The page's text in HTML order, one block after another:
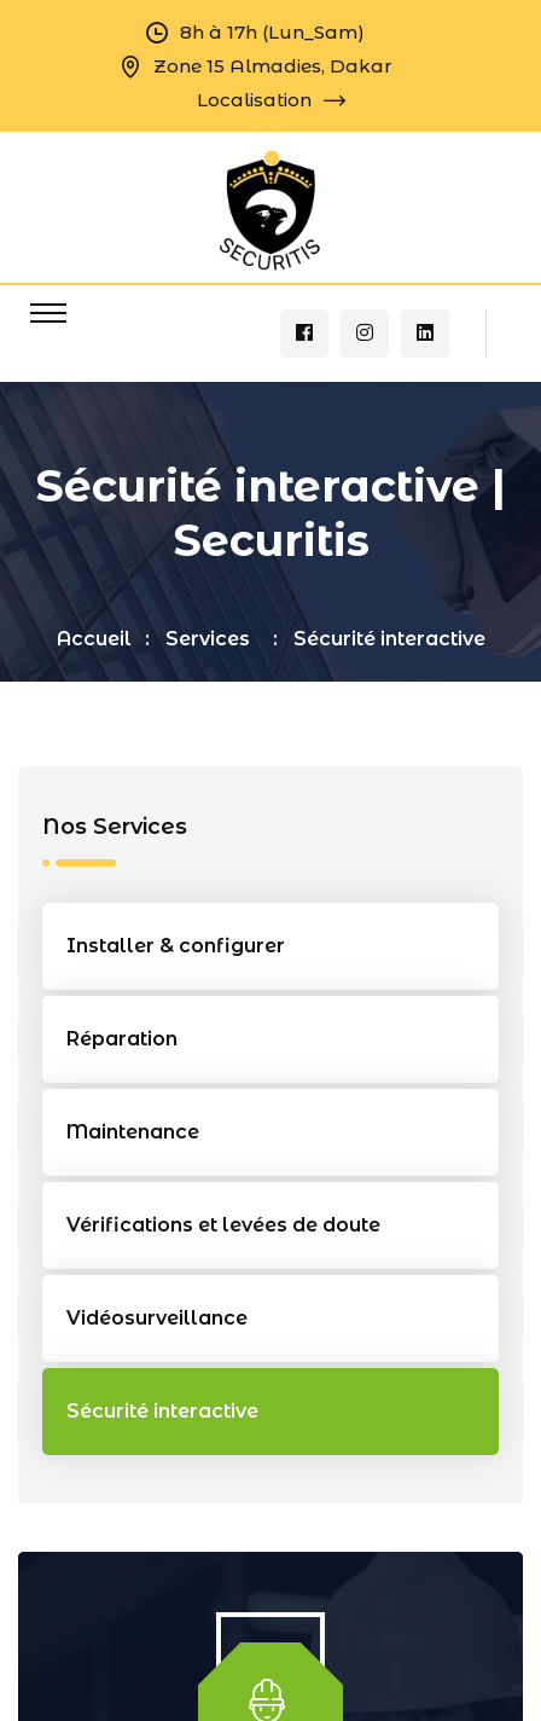
8h à 17h (Lun_Sam)
Zone 15 Almadies, Dakar
Localisation
Sécurité interactive |
Securitis
Accueil Services Sécurité interactive
Nos Services
Installer & configurer
Réparation
Maintenance
Vérifications et levées de doute
Vidéosurveillance
Sécurité interactive